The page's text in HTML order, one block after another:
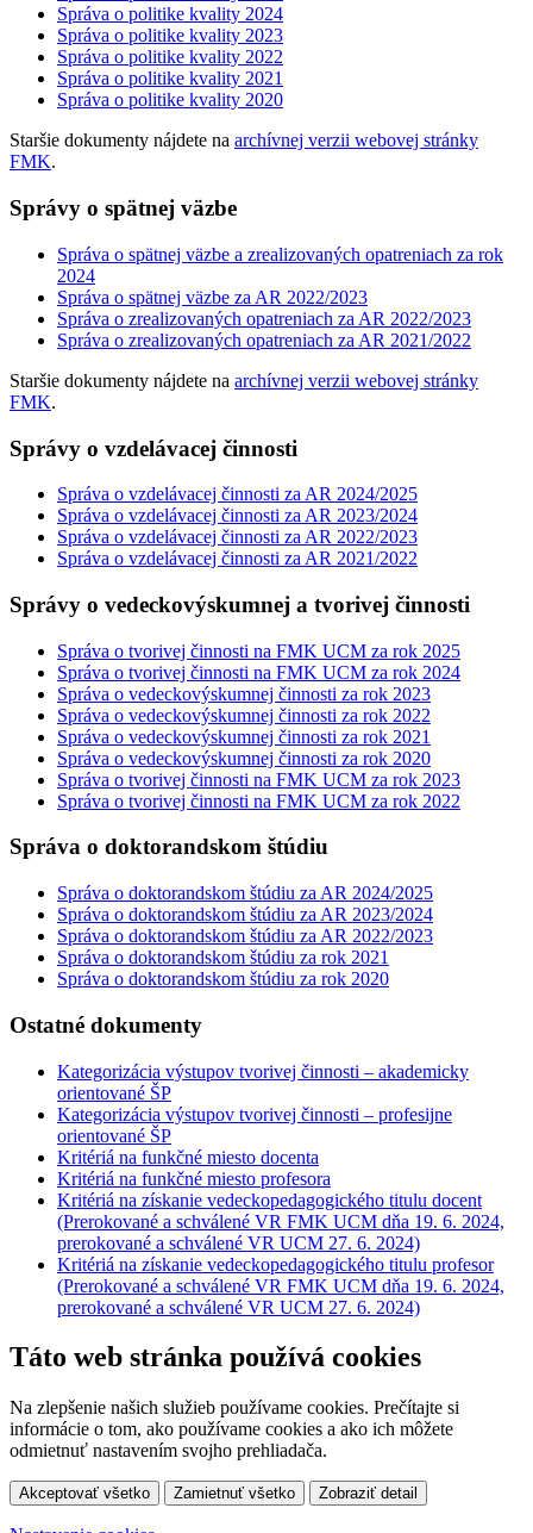
Správa o politike kvality 2024
Správa o politike kvality 2023
Správa o politike kvality 2022
Správa o politike kvality 2021
Správa o politike kvality 2020
Staršie dokumenty nájdete na archívnej verzii webovej stránky
FMK.
Správy o spätnej väzbe
Správa o spätnej väzbe a zrealizovaných opatreniach za rok
2024
Správa o spätnej väzbe za AR 2022/2023
Správa o zrealizovaných opatreniach za AR 2022/2023
Správa o zrealizovaných opatreniach za AR 2021/2022
Staršie dokumenty nájdete na archívnej verzii webovej stránky
FMK.
Správy o vzdelávacej činnosti
Správa o vzdelávacej činnosti za AR 2024/2025
Správa o vzdelávacej činnosti za AR 2023/2024
Správa o vzdelávacej činnosti za AR 2022/2023
Správa o vzdelávacej činnosti za AR 2021/2022
Správy o vedeckovýskumnej a tvorivej činnosti
Správa o tvorivej činnosti na FMK UCM za rok 2025
Správa o tvorivej činnosti na FMK UCM za rok 2024
Správa o vedeckovýskumnej činnosti za rok 2023
Správa o vedeckovýskumnej činnosti za rok 2022
Správa o vedeckovýskumnej činnosti za rok 2021
Správa o vedeckovýskumnej činnosti za rok 2020
Správa o tvorivej činnosti na FMK UCM za rok 2023
Správa o tvorivej činnosti na FMK UCM za rok 2022
Správa o doktorandskom štúdiu
Správa o doktorandskom štúdiu za AR 2024/2025
Správa o doktorandskom štúdiu za AR 2023/2024
Správa o doktorandskom štúdiu za AR 2022/2023
Správa o doktorandskom štúdiu za rok 2021
Správa o doktorandskom štúdiu za rok 2020
Ostatné dokumenty
Kategorizácia výstupov tvorivej činnosti – akademicky
orientované ŠP
Kategorizácia výstupov tvorivej činnosti – profesijne
orientované ŠP
Kritériá na funkčné miesto docenta
Kritériá na funkčné miesto profesora
Kritériá na získanie vedeckopedagogického titulu docent
(Prerokované a schválené VR FMK UCM dňa 19. 6. 2024,
prerokované a schválené VR UCM 27. 6. 2024)
Kritériá na získanie vedeckopedagogického titulu profesor
(Prerokované a schválené VR FMK UCM dňa 19. 6. 2024,
prerokované a schválené VR UCM 27. 6. 2024)
Táto web stránka používá cookies
Na zlepšenie našich služieb používame cookies. Prečítajte si
informácie o tom, ako používame cookies a ako ich môžete
odmietnuť nastavením svojho prehliadača.
Akceptovať všetko Zamietnuť všetko Zobraziť detail